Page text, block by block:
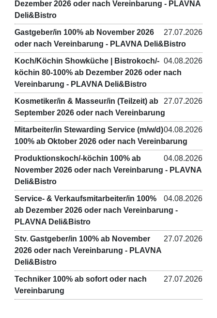
Dezember 2026 oder nach Vereinbarung - PLAVNA
Deli&Bistro
27.07.2026
Gastgeber/in 100% ab November 2026
oder nach Vereinbarung - PLAVNA Deli&Bistro
04.08.2026
Koch/Köchin Showküche | Bistrokoch/-
köchin 80-100% ab Dezember 2026 oder nach
Vereinbarung - PLAVNA Deli&Bistro
27.07.2026
Kosmetiker/in & Masseur/in (Teilzeit) ab
September 2026 oder nach Vereinbarung
04.08.2026
Mitarbeiter/in Stewarding Service (m/w/d)
100% ab Oktober 2026 oder nach Vereinbarung
04.08.2026
Produktionskoch/-köchin 100% ab
November 2026 oder nach Vereinbarung - PLAVNA
Deli&Bistro
04.08.2026
Service- & Verkaufsmitarbeiter/in 100%
ab Dezember 2026 oder nach Vereinbarung -
PLAVNA Deli&Bistro
27.07.2026
Stv. Gastgeber/in 100% ab November
2026 oder nach Vereinbarung - PLAVNA
Deli&Bistro
27.07.2026
Techniker 100% ab sofort oder nach
Vereinbarung